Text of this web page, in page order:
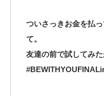
ついさっきお金を払
て。
友達の前で試してみ